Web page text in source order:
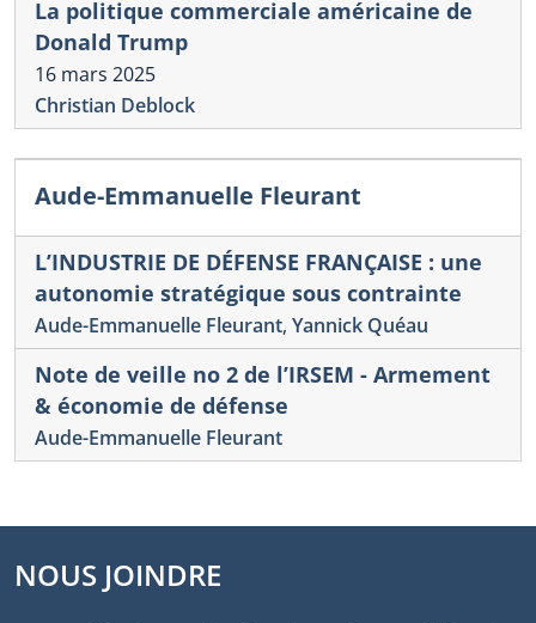
La politique commerciale américaine de
Donald Trump
16 mars 2025
Christian Deblock
Aude-Emmanuelle Fleurant
L’INDUSTRIE DE DÉFENSE FRANÇAISE : une
autonomie stratégique sous contrainte
Aude-Emmanuelle Fleurant, Yannick Quéau
Note de veille no 2 de l’IRSEM - Armement
& économie de défense
Aude-Emmanuelle Fleurant
NOUS JOINDRE